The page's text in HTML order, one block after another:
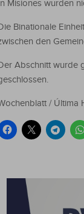
Misiones wurden
Binationale
den
Abschnitt wurde
/ Última